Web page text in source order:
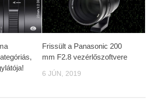
Frissült a Panasonic 200
mm F2.8 vezérlőszoftvere
6 JÚN, 2019